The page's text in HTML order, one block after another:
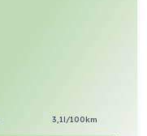
3,1l/100km